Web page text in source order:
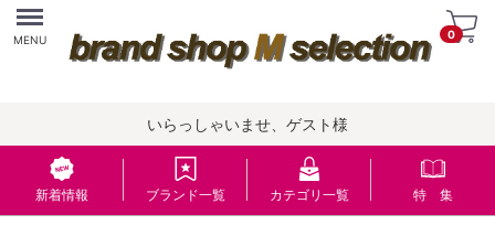
Menu
MENU 0
いらっしゃいませ、ゲスト様
新着情報 ブランド一覧 カテゴリ一覧 特 集